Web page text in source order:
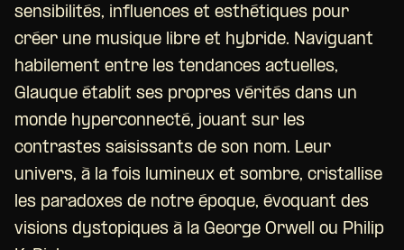
sensibilités, influences et esthétiques pour
créer une musique libre et hybride. Naviguant
habilement entre les tendances actuelles,
Glauque établit ses propres vérités dans un
monde hyperconnecté, jouant sur les
contrastes saisissants de son nom. Leur
univers, à la fois lumineux et sombre, cristallise
les paradoxes de notre époque, évoquant des
visions dystopiques à la George Orwell ou Philip